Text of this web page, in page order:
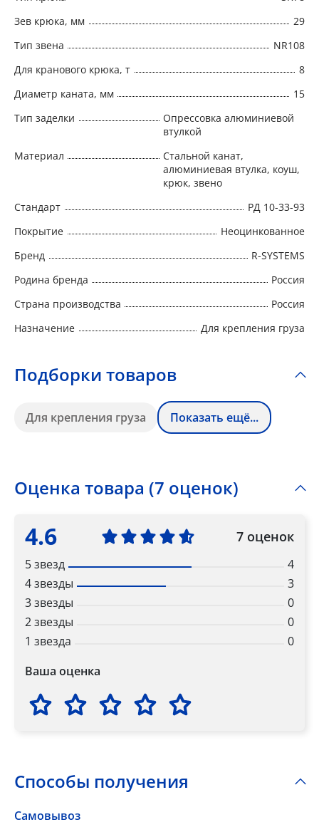
Зев крюка, мм
29
Тип звена
NR108
Для кранового крюка, т
8
Диаметр каната, мм
15
Тип заделки
Опрессовка алюминиевой
втулкой
Материал
Стальной канат,
алюминиевая втулка, коуш,
крюк, звено
Стандарт
РД 10-33-93
Покрытие
Неоцинкованное
Бренд
R-SYSTEMS
Родина бренда
Россия
Страна производства
Россия
Назначение
Для крепления груза
Подборки товаров
Для крепления груза Показать ещё...
Оценка товара (7 оценок)
4.6 7 оценок
5 звезд
4
4 звезды
3
3 звезды
0
2 звезды
0
1 звезда
0
Ваша оценка
Способы получения
Самовывоз